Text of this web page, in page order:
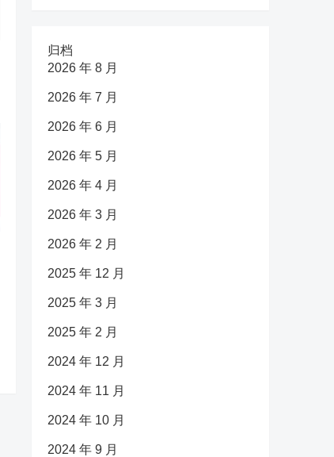
归档
2026 年 8 月
2026 年 7 月
2026 年 6 月
2026 年 5 月
2026 年 4 月
2026 年 3 月
2026 年 2 月
2025 年 12 月
2025 年 3 月
2025 年 2 月
2024 年 12 月
2024 年 11 月
2024 年 10 月
2024 年 9 月